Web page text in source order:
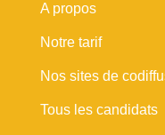
A propos
Notre tarif
Nos sites de
Tous les candidats